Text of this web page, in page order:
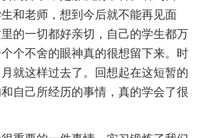
和老师，想到今后就不能再见面
的一切都好亲切，自己的学生都万
个不舍的眼神真的很想留下来。时
就这样过去了。回想起在这短暂的
自己所经历的事情，真的学会了很